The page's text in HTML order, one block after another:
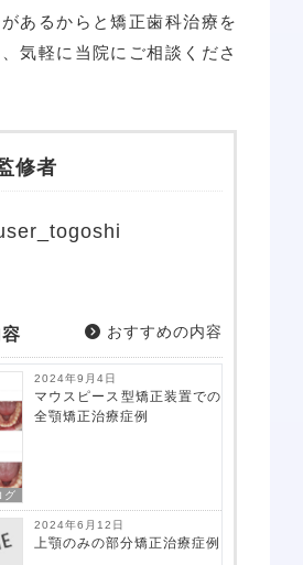
あるからと矯正歯科治療を
気軽に当院にご相談くださ
修者
おすすめの内容
グ
2024年9月4日
マウスピース型矯正装置での
全顎矯正治療症例
2024年6月12日
上顎のみの部分矯正治療症例